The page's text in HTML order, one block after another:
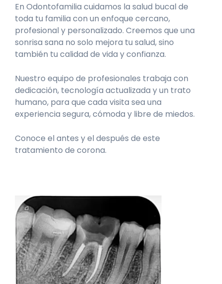
En Odontofamilia cuidamos la salud bucal de
toda tu familia con un enfoque cercano,
profesional y personalizado. Creemos que una
sonrisa sana no solo mejora tu salud, sino
también tu calidad de vida y confianza.
Nuestro equipo de profesionales trabaja con
dedicación, tecnología actualizada y un trato
humano, para que cada visita sea una
experiencia segura, cómoda y libre de miedos.
Conoce el antes y el después de este
tratamiento de corona.